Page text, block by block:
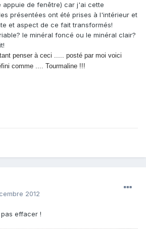
appuie de fenêtre) car j'ai cette
présentées ont été prises à l'intérieur et
et aspect de ce fait transformés!
le minéral foncé ou le minéral clair?
penser à ceci ..... posté par moi voici
comme .... Tourmaline !!!
2012
effacer !